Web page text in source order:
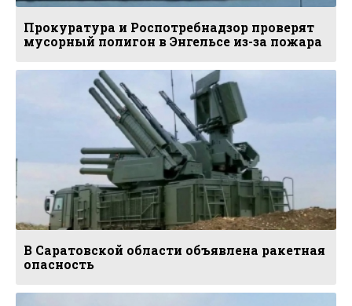
Прокуратура и Роспотребнадзор проверят
мусорный полигон в Энгельсе из-за пожара
В Саратовской области объявлена ракетная
опасность